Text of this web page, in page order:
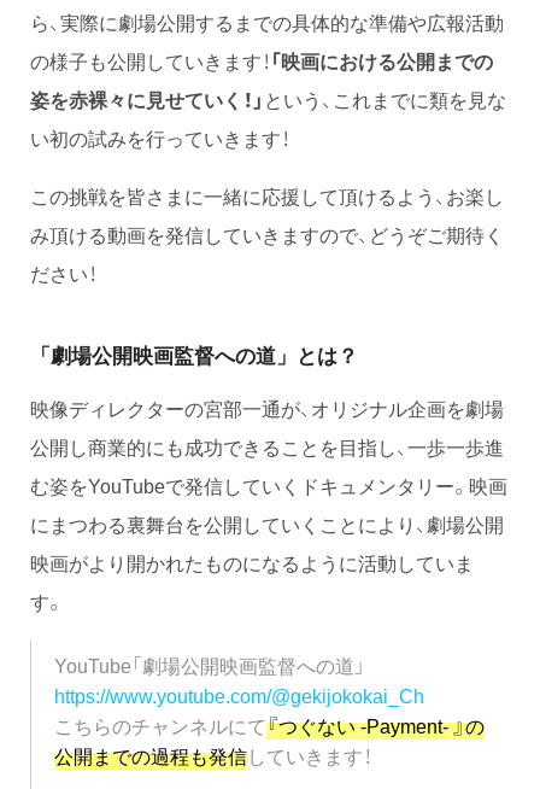
ら、実際に劇場公開するまでの具体的な準備や広報活動
の様子も公開していきます！「映画における公開までの
姿を赤裸々に見せていく！」 という、これまでに類を見な
い初の試みを行っていきます！
この挑戦を皆さまに一緒に応援して頂けるよう、お楽し
み頂ける動画を発信していきますので、どうぞご期待く
ださい！
「劇場公開映画監督への道」とは？
映像ディレクターの宮部一通が、オリジナル企画を劇場
公開し商業的にも成功できることを目指し、一歩一歩進
む姿をYouTubeで発信していくドキュメンタリー。映画
にまつわる裏舞台を公開していくことにより、劇場公開
映画がより開かれたものになるように活動していま
す。
YouTube「劇場公開映画監督への道」
https://www.youtube.com/@gekijokokai_Ch
こちらのチャンネルにて『つぐない -Payment- 』の
公開までの過程も発信していきます！